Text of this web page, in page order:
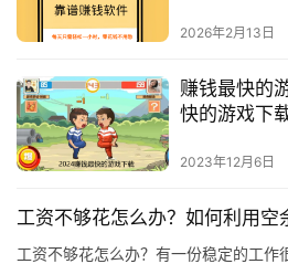
2026年2月13日
赚钱最快的
快的游戏下
2023年12月6日
工资不够花怎么办？如何利用空
工资不够花怎么办？有一份稳定的工作